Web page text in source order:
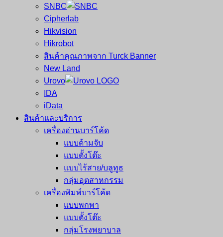
SNBC
Cipherlab
Hikvision
Hikrobot
สินค้าคุณภาพจาก Turck Banner
New Land
Urovo
IDA
iData
สินค้าและบริการ
เครื่องอ่านบาร์โค้ด
แบบด้ามจับ
แบบตั้งโต๊ะ
แบบไร้สาย/บลูทูธ
กลุ่มอุตสาหกรรม
เครื่องพิมพ์บาร์โค้ด
แบบพกพา
แบบตั้งโต๊ะ
กลุ่มโรงพยาบาล